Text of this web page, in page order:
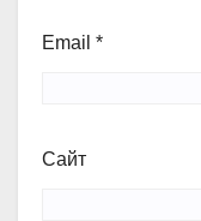
Email *
Сайт